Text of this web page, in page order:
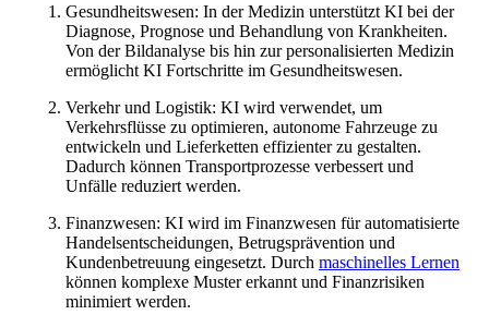
Gesundheitswesen: In der Medizin unterstützt KI bei der
Diagnose, Prognose und Behandlung von Krankheiten.
Von der Bildanalyse bis hin zur personalisierten Medizin
ermöglicht KI Fortschritte im Gesundheitswesen.
Verkehr und Logistik: KI wird verwendet, um
Verkehrsflüsse zu optimieren, autonome Fahrzeuge zu
entwickeln und Lieferketten effizienter zu gestalten.
Dadurch können Transportprozesse verbessert und
Unfälle reduziert werden.
Finanzwesen: KI wird im Finanzwesen für automatisierte
Handelsentscheidungen, Betrugsprävention und
Kundenbetreuung eingesetzt. Durch maschinelles Lernen
können komplexe Muster erkannt und Finanzrisiken
minimiert werden.